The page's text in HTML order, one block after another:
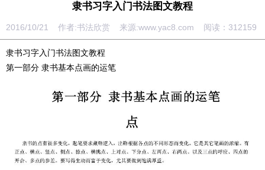
隶书习字入门书法图文教程
2016/10/21 作者:书法欣赏 来源:www.yac8.com 阅读： 312159
隶书习字入门书法图文教程
第一部分 隶书基本点画的运笔